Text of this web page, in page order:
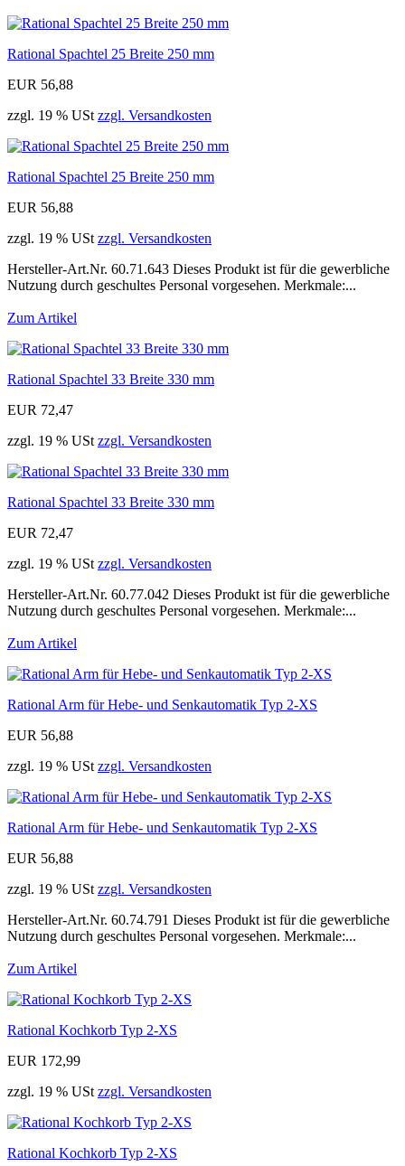
Rational Spachtel 25 Breite 250 mm
EUR 56,88
zzgl. 19 % USt zzgl. Versandkosten
Rational Spachtel 25 Breite 250 mm
EUR 56,88
zzgl. 19 % USt zzgl. Versandkosten
Hersteller-Art.Nr. 60.71.643 Dieses Produkt ist für die gewerbliche
Nutzung durch geschultes Personal vorgesehen. Merkmale:...
Zum Artikel
Rational Spachtel 33 Breite 330 mm
EUR 72,47
zzgl. 19 % USt zzgl. Versandkosten
Rational Spachtel 33 Breite 330 mm
EUR 72,47
zzgl. 19 % USt zzgl. Versandkosten
Hersteller-Art.Nr. 60.77.042 Dieses Produkt ist für die gewerbliche
Nutzung durch geschultes Personal vorgesehen. Merkmale:...
Zum Artikel
Rational Arm für Hebe- und Senkautomatik Typ 2-XS
EUR 56,88
zzgl. 19 % USt zzgl. Versandkosten
Rational Arm für Hebe- und Senkautomatik Typ 2-XS
EUR 56,88
zzgl. 19 % USt zzgl. Versandkosten
Hersteller-Art.Nr. 60.74.791 Dieses Produkt ist für die gewerbliche
Nutzung durch geschultes Personal vorgesehen. Merkmale:...
Zum Artikel
Rational Kochkorb Typ 2-XS
EUR 172,99
zzgl. 19 % USt zzgl. Versandkosten
Rational Kochkorb Typ 2-XS